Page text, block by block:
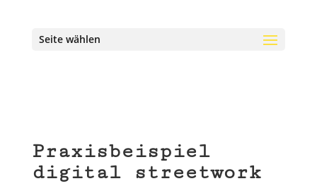
Seite wählen
Praxisbeispiel
digital streetwork